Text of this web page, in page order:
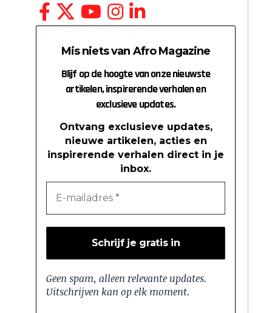
Mis niets van Afro Magazine
Blijf op de hoogte van onze nieuwste
artikelen, inspirerende verhalen en
exclusieve updates.
Ontvang exclusieve updates,
nieuwe artikelen, acties en
inspirerende verhalen direct in je
inbox.
Geen spam, alleen relevante updates.
Uitschrijven kan op elk moment.